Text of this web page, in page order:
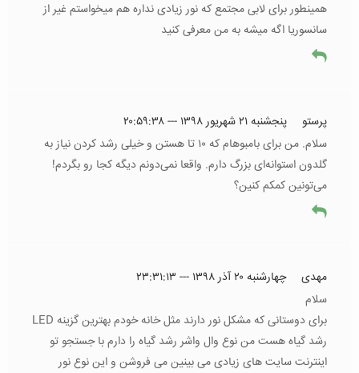
همینطور برای لابی مجتمع که نور زیادی نداره هم میخواستم غیر از
سانسوریا اگه میشه به من معرفی کنید
پرستو
پنجشنبه ۲۱ شهریور ۱۳۹۸ --- ۲۰:۵۹:۳۸
سلام. من برای بامبوهام که ۱۰ تا هستن و خیلی رشد کردن نیاز به
گلدون استوانه‌ای بزرگ دارم. واقعا نمی‌دونم دیگه کجا رو بگردم!
می‌تونین کمکم کنین؟
مهدی
چهارشنبه ۲۰ آذر ۱۳۹۸ --- ۲۳:۳۱:۱۳
سلام
برای دوستانی که مشکل نور دارند مثل خانه خودم بهترین گزینه LED
رشد گیاه هست من نوع وال واشر رشد گیاه را دارم با جستجو تو
اینترنت سایت های زیادی می بینین می فروشن و این نوع نور